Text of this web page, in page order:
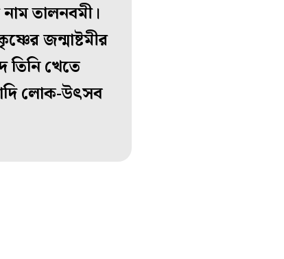
তালনবমী।
জন্মাষ্টমীর
তিনি খেতে
লোক-উৎসব